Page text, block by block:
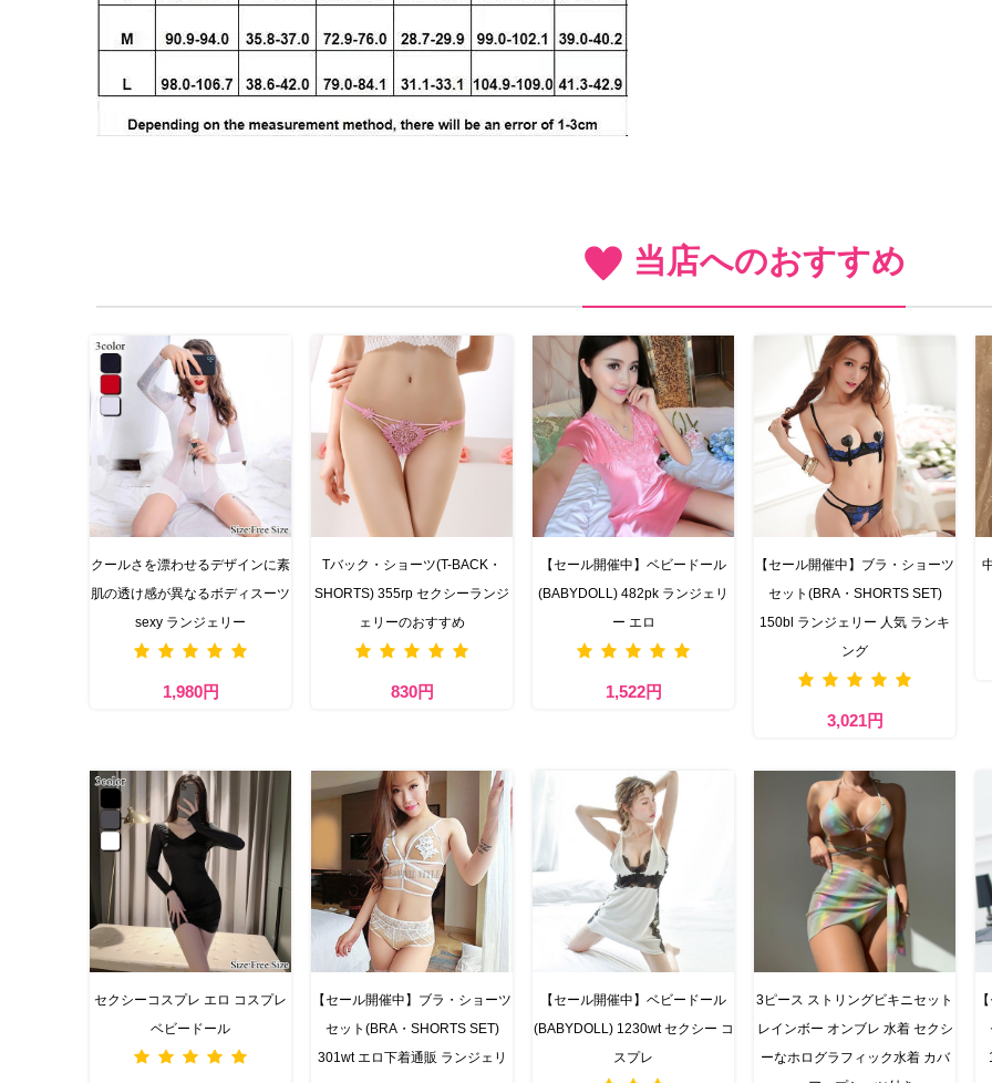
当店へのおすすめ
クールさを漂わせるデザインに素
肌の透け感が異なるボディスーツ
sexy ランジェリー
1,980円
Tバック・ショーツ(T-BACK・
SHORTS) 355rp セクシーランジ
ェリーのおすすめ
830円
【セール開催中】ベビードール
(BABYDOLL) 482pk ランジェリ
ー エロ
1,522円
【セール開催中】ブラ・ショーツ
セット(BRA・SHORTS SET)
150bl ランジェリー 人気 ランキ
ング
3,021円
セクシーコスプレ エロ コスプレ
ベビードール
【セール開催中】ブラ・ショーツ
セット(BRA・SHORTS SET)
301wt エロ下着通販 ランジェリ
【セール開催中】ベビードール
(BABYDOLL) 1230wt セクシー コ
スプレ
3ピース ストリングビキニセット
レインボー オンブレ 水着 セクシ
ーなホログラフィック水着 カバ